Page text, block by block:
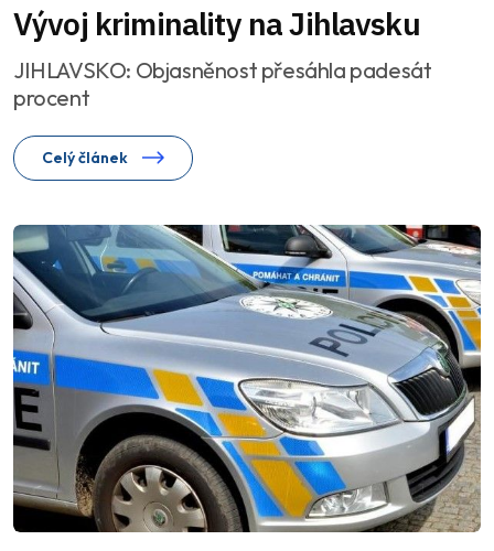
Vývoj kriminality na Jihlavsku
JIHLAVSKO: Objasněnost přesáhla padesát
procent
Celý článek